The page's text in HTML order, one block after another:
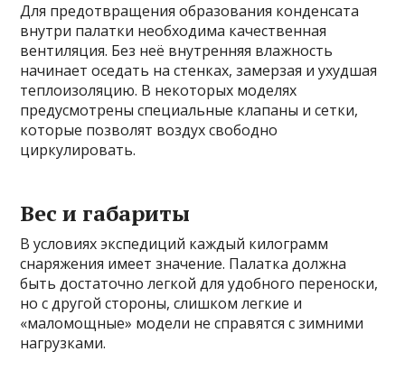
Для предотвращения образования конденсата
внутри палатки необходима качественная
вентиляция. Без неё внутренняя влажность
начинает оседать на стенках, замерзая и ухудшая
теплоизоляцию. В некоторых моделях
предусмотрены специальные клапаны и сетки,
которые позволят воздух свободно
циркулировать.
Вес и габариты
В условиях экспедиций каждый килограмм
снаряжения имеет значение. Палатка должна
быть достаточно легкой для удобного переноски,
но с другой стороны, слишком легкие и
«маломощные» модели не справятся с зимними
нагрузками.